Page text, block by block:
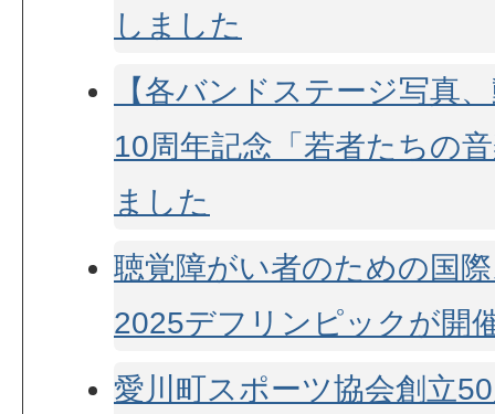
しました
【各バンドステージ写真
10周年記念「若者たちの
ました
聴覚障がい者のための国
2025デフリンピックが開
愛川町スポーツ協会創立